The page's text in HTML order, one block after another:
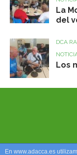
La
del
DCA
Los
En www.adacca.es